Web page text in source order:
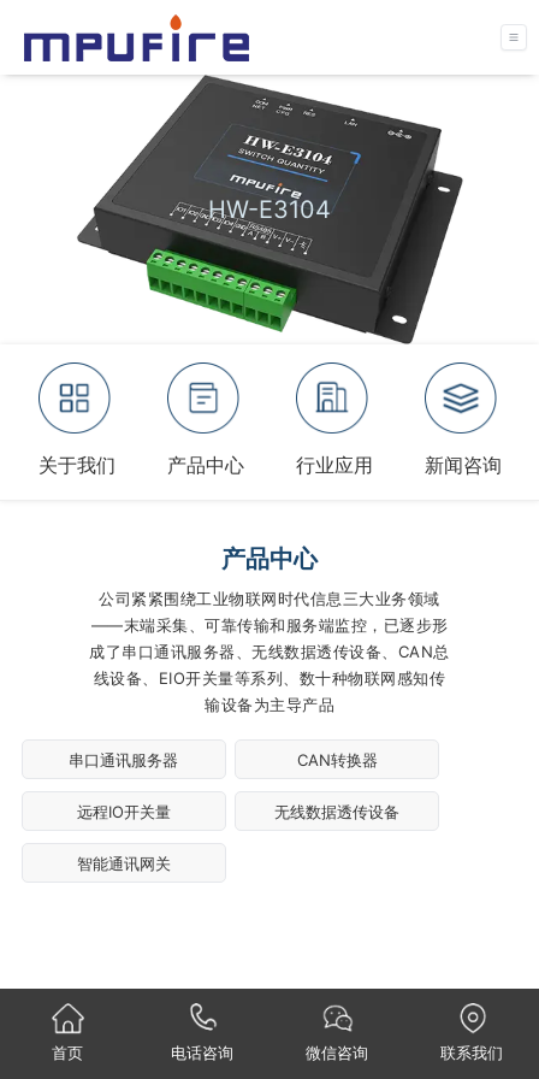
HW-E3104
关于我们 产品中心 行业应用 新闻咨询
产品中心
公司紧紧围绕工业物联网时代信息三大业务领域
——末端采集、可靠传输和服务端监控，已逐步形
成了串口通讯服务器、无线数据透传设备、CAN总
线设备、EIO开关量等系列、数十种物联网感知传
输设备为主导产品
串口通讯服务器 CAN转换器
远程IO开关量 无线数据透传设备
智能通讯网关
首页 电话咨询 微信咨询 联系我们